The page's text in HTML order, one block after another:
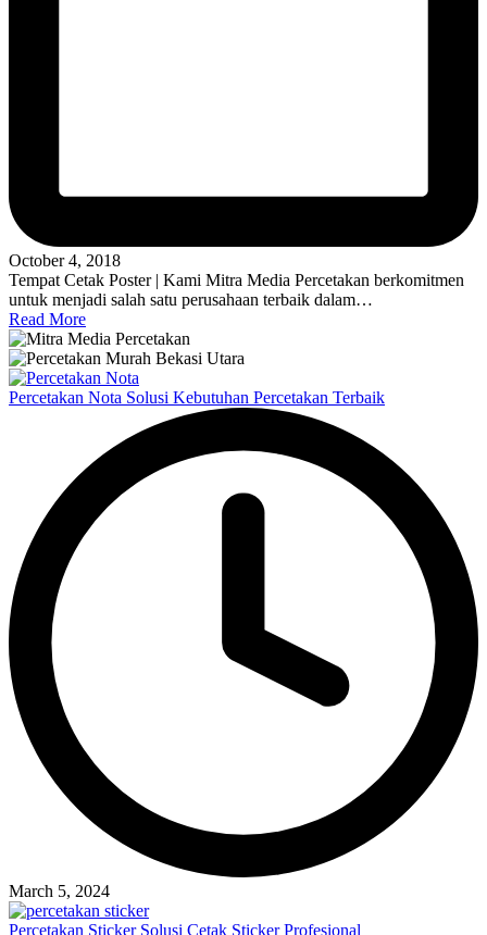
October 4, 2018
Tempat Cetak Poster | Kami Mitra Media Percetakan berkomitmen
untuk menjadi salah satu perusahaan terbaik dalam…
Read More
Percetakan Nota Solusi Kebutuhan Percetakan Terbaik
March 5, 2024
Percetakan Sticker Solusi Cetak Sticker Profesional